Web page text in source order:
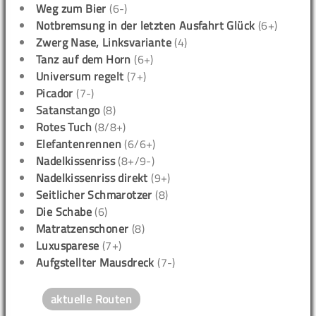
Weg zum Bier (6-)
Notbremsung in der letzten Ausfahrt Glück (6+)
Zwerg Nase, Linksvariante (4)
Tanz auf dem Horn (6+)
Universum regelt (7+)
Picador (7-)
Satanstango(8)
Rotes Tuch (8/8+)
Elefantenrennen (6/6+)
Nadelkissenriss(8+/9-)
Nadelkissenriss direkt (9+)
Seitlicher Schmarotzer (8)
Die Schabe (6)
Matratzenschoner (8)
Luxusparese (7+)
Aufgstellter Mausdreck (7-)
aktuelle Routen